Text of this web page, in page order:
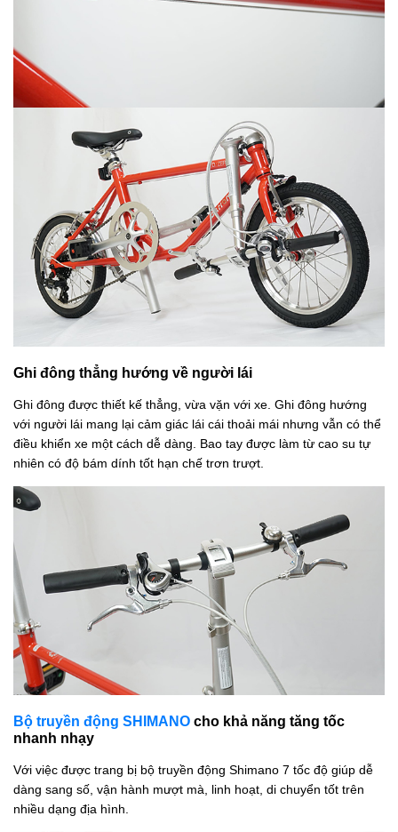
Ghi đông thẳng hướng về người lái
Ghi đông được thiết kế thẳng, vừa vặn với xe. Ghi đông hướng
với người lái mang lại cảm giác lái cái thoải mái nhưng vẫn có thể
điều khiển xe một cách dễ dàng. Bao tay được làm từ cao su tự
nhiên có độ bám dính tốt hạn chế trơn trượt.
Bộ truyền động SHIMANO cho khả năng tăng tốc
nhanh nhạy
Với việc được trang bị bộ truyền động Shimano 7 tốc độ giúp dễ
dàng sang số, vận hành mượt mà, linh hoạt, di chuyển tốt trên
nhiều dạng địa hình.